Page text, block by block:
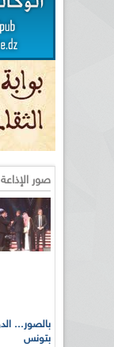
صور الإذاعة
بتونس